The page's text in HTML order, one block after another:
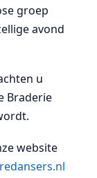
groep
avond
u
Braderie
website